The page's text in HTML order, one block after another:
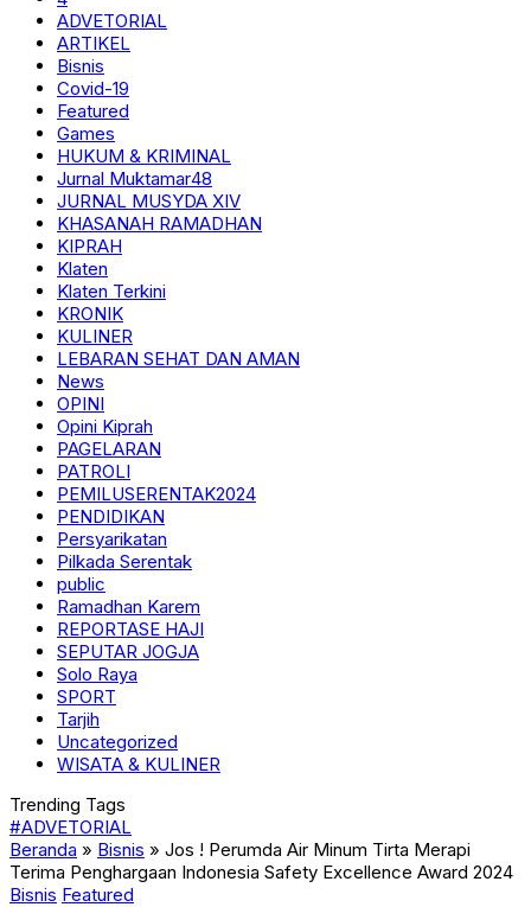
ADVETORIAL
ARTIKEL
Bisnis
Covid-19
Featured
Games
HUKUM & KRIMINAL
Jurnal Muktamar48
JURNAL MUSYDA XIV
KHASANAH RAMADHAN
KIPRAH
Klaten
Klaten Terkini
KRONIK
KULINER
LEBARAN SEHAT DAN AMAN
News
OPINI
Opini Kiprah
PAGELARAN
PATROLI
PEMILUSERENTAK2024
PENDIDIKAN
Persyarikatan
Pilkada Serentak
public
Ramadhan Karem
REPORTASE HAJI
SEPUTAR JOGJA
Solo Raya
SPORT
Tarjih
Uncategorized
WISATA & KULINER
Trending Tags
#ADVETORIAL
Beranda » Bisnis » Jos ! Perumda Air Minum Tirta Merapi
Terima Penghargaan Indonesia Safety Excellence Award 2024
Bisnis Featured